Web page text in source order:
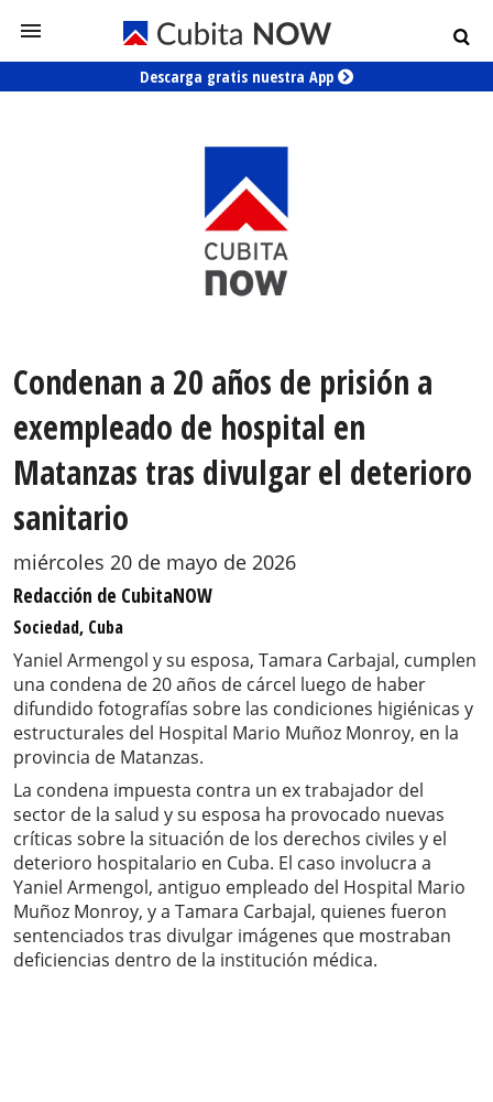
Descarga gratis nuestra App
Condenan a 20 años de prisión a
exempleado de hospital en
Matanzas tras divulgar el deterioro
sanitario
miércoles 20 de mayo de 2026
Redacción de CubitaNOW
Sociedad, Cuba
Yaniel Armengol y su esposa, Tamara Carbajal, cumplen
una condena de 20 años de cárcel luego de haber
difundido fotografías sobre las condiciones higiénicas y
estructurales del Hospital Mario Muñoz Monroy, en la
provincia de Matanzas.
La condena impuesta contra un ex trabajador del
sector de la salud y su esposa ha provocado nuevas
críticas sobre la situación de los derechos civiles y el
deterioro hospitalario en Cuba. El caso involucra a
Yaniel Armengol, antiguo empleado del Hospital Mario
Muñoz Monroy, y a Tamara Carbajal, quienes fueron
sentenciados tras divulgar imágenes que mostraban
deficiencias dentro de la institución médica.